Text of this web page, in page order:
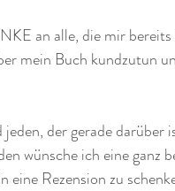
an alle, die mir
mein Buch kundzutun
der gerade darüber
wünsche ich eine ganz
eine Rezension zu